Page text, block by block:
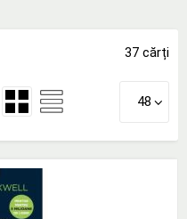
37 cărți
48